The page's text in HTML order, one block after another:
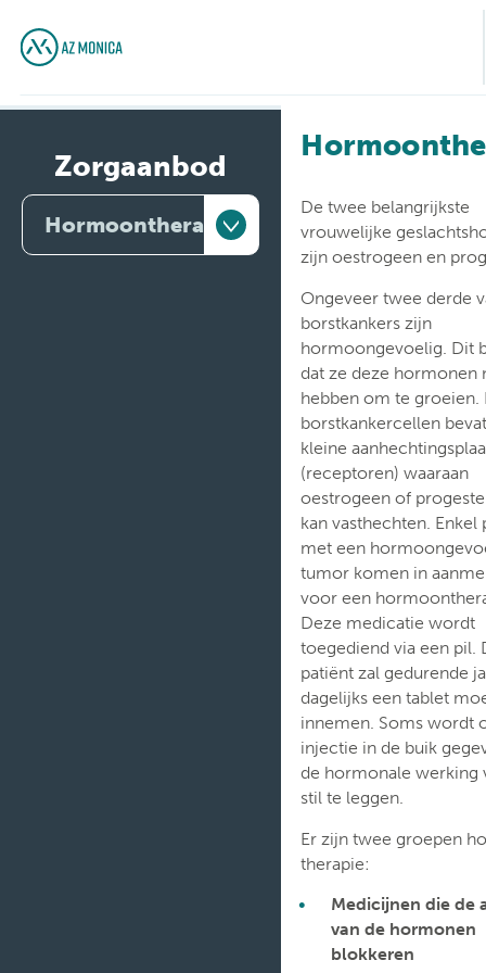
Zorgaanbod
Hormoontherapie
De twee belangrijkste
vrouwelijke
zijn oestrogeen en
Ongeveer twee derde
borstkankers zijn
hormoongevoelig. Dit
dat ze deze hormonen
hebben om te groeien.
borstkankercellen
kleine
(receptoren) waaraan
oestrogeen of
kan vasthechten. Enkel
met een
tumor komen in
voor een
Deze medicatie wordt
toegediend via een pil.
patiënt zal gedurende
dagelijks een tablet
innemen. Soms wordt
injectie in de buik
de hormonale werking
stil te leggen.
Er zijn twee groepen
therapie:
Medicijnen die de
van de hormonen
blokkeren